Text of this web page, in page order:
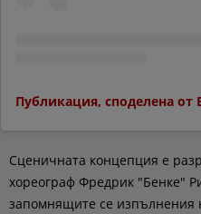
Сценичната концепция е
хореограф Фредрик "Бенке"
запомнящите се изпълнения